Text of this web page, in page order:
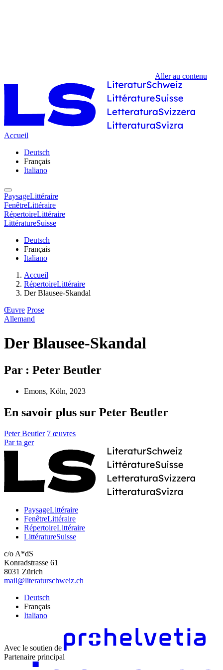
Aller au contenu
Accueil
Deutsch
Français
Italiano
PaysageLittéraire
FenêtreLittéraire
RépertoireLittéraire
LittératureSuisse
Deutsch
Français
Italiano
Accueil
RépertoireLittéraire
Der Blausee-Skandal
Œuvre Prose
Allemand
Der Blausee-Skandal
Par : Peter Beutler
Emons, Köln, 2023
En savoir plus sur Peter Beutler
Peter Beutler 7 œuvres
Par ta ger
PaysageLittéraire
FenêtreLittéraire
RépertoireLittéraire
LittératureSuisse
c/o A*dS
Konradstrasse 61
8031 Zürich
mail@literaturschweiz.ch
Deutsch
Français
Italiano
Avec le soutien de
Partenaire principal